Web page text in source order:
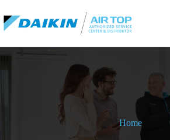
to
content
Home